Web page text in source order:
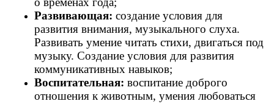
Развивающая: создание условия для
развития внимания, музыкального слуха.
Развивать умение читать стихи, двигаться под
музыку. Создание условия для развития
коммуникативных навыков;
Воспитательная: воспитание доброго
отношения к животным, умения любоваться